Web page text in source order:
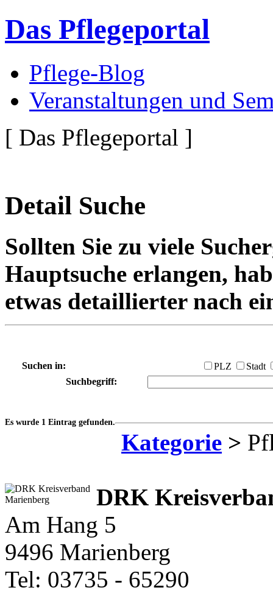
Das Pflegeportal
Pflege-Blog
Veranstaltungen und
[ Das Pflegeportal ]
Detail Suche
Sollten Sie zu viele
Hauptsuche erlangen,
etwas detaillierter nach
Suchen in: PLZ
Stadt
Suchbegriff:
Es wurde 1 Eintrag gefunden.
Kategorie >
DRK
Am Hang 5
9496 Marienberg
Tel: 03735 - 65290